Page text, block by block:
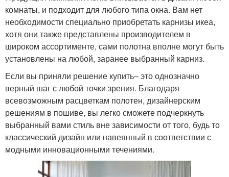
комнаты, и подходит для любого типа окна. Вам нет
необходимости специально приобретать карнизы икеа,
хотя они также представлены производителем в
широком ассортименте, сами полотна вполне могут быть
установлены на любой, заранее выбранный карниз.
Если вы приняли решение купить– это однозначно
верный шаг с любой точки зрения. Благодаря
всевозможным расцветкам полотен, дизайнерским
решениям в пошиве, вы легко сможете подчеркнуть
выбранный вами стиль вне зависимости от того, будь то
классический дизайн или навеянный в соответствии с
модными инновационными течениями.